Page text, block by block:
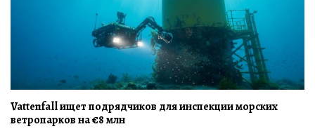
Vattenfall ищет подрядчиков для инспекции морских
ветропарков на €8 млн